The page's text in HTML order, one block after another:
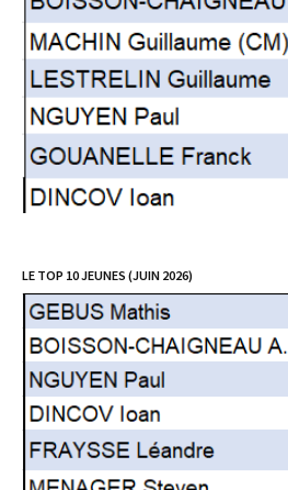
LE TOP 10 JEUNES (JUIN 2026)